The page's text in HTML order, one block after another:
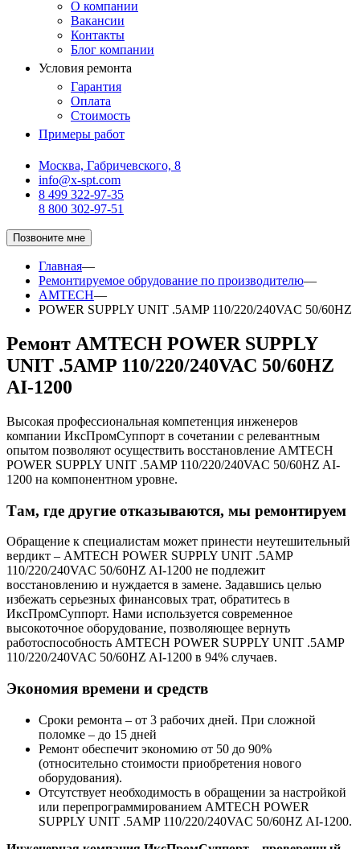
О компании
Вакансии
Контакты
Блог компании
Условия ремонта
Гарантия
Оплата
Стоимость
Примеры работ
Москва, Габричевского, 8
info@x-spt.com
8 499 322-97-35
8 800 302-97-51
Позвоните мне
Главная—
Ремонтируемое обрудование по производителю—
AMTECH—
POWER SUPPLY UNIT .5AMP 110/220/240VAC 50/60HZ
Ремонт AMTECH POWER SUPPLY
UNIT .5AMP 110/220/240VAC 50/60HZ
AI-1200
Высокая профессиональная компетенция инженеров
компании ИксПромСуппорт в сочетании с релевантным
опытом позволяют осуществить восстановление AMTECH
POWER SUPPLY UNIT .5AMP 110/220/240VAC 50/60HZ AI-
1200 на компонентном уровне.
Там, где другие отказываются, мы ремонтируем
Обращение к специалистам может принести неутешительный
вердикт – AMTECH POWER SUPPLY UNIT .5AMP
110/220/240VAC 50/60HZ AI-1200 не подлежит
восстановлению и нуждается в замене. Задавшись целью
избежать серьезных финансовых трат, обратитесь в
ИксПромСуппорт. Нами используется современное
высокоточное оборудование, позволяющее вернуть
работоспособность AMTECH POWER SUPPLY UNIT .5AMP
110/220/240VAC 50/60HZ AI-1200 в 94% случаев.
Экономия времени и средств
Сроки ремонта – от 3 рабочих дней. При сложной
поломке – до 15 дней
Ремонт обеспечит экономию от 50 до 90%
(относительно стоимости приобретения нового
оборудования).
Отсутствует необходимость в обращении за настройкой
или перепрограммированием AMTECH POWER
SUPPLY UNIT .5AMP 110/220/240VAC 50/60HZ AI-1200.